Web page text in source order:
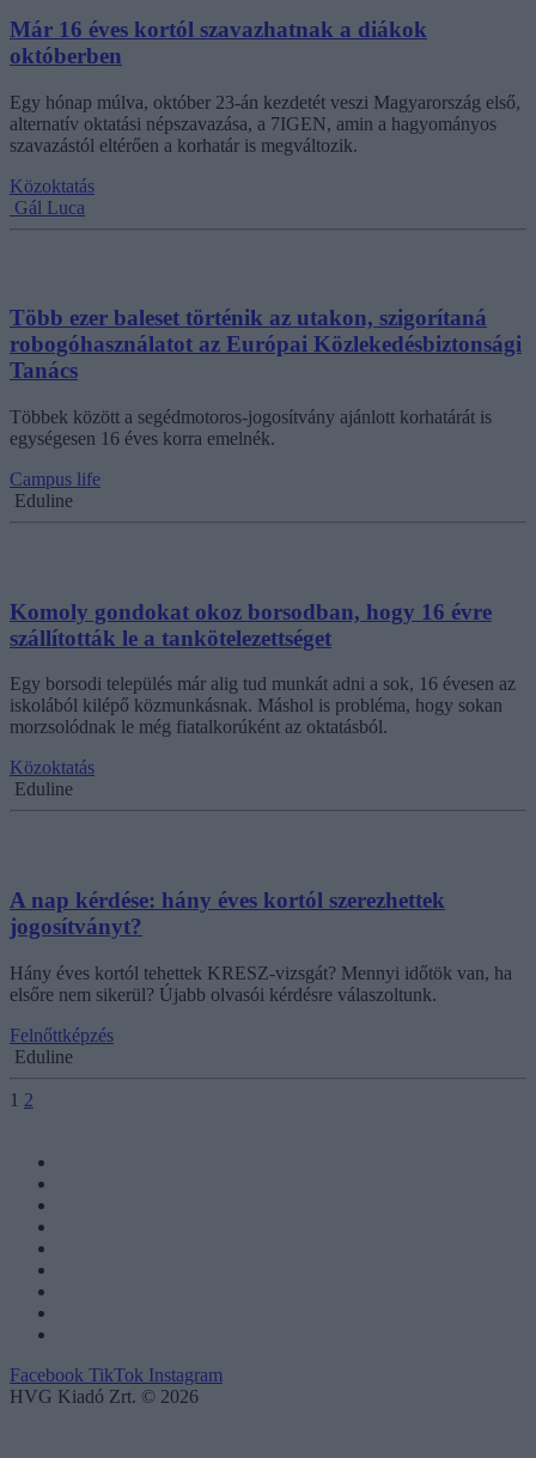
Már 16 éves kortól szavazhatnak a diákok
októberben
Egy hónap múlva, október 23-án kezdetét veszi Magyarország első,
alternatív oktatási népszavazása, a 7IGEN, amin a hagyományos
szavazástól eltérően a korhatár is megváltozik.
Közoktatás
Gál Luca
Több ezer baleset történik az utakon, szigorítaná
robogóhasználatot az Európai Közlekedésbiztonsági
Tanács
Többek között a segédmotoros-jogosítvány ajánlott korhatárát is
egységesen 16 éves korra emelnék.
Campus life
Eduline
Komoly gondokat okoz borsodban, hogy 16 évre
szállították le a tankötelezettséget
Egy borsodi település már alig tud munkát adni a sok, 16 évesen az
iskolából kilépő közmunkásnak. Máshol is probléma, hogy sokan
morzsolódnak le még fiatalkorúként az oktatásból.
Közoktatás
Eduline
A nap kérdése: hány éves kortól szerezhettek
jogosítványt?
Hány éves kortól tehettek KRESZ-vizsgát? Mennyi időtök van, ha
elsőre nem sikerül? Újabb olvasói kérdésre válaszoltunk.
Felnőttképzés
Eduline
1 2
Facebook TikTok Instagram
HVG Kiadó Zrt. © 2026